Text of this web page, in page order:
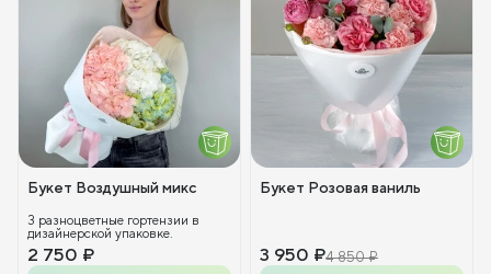
Букет Воздушный микс
3 разноцветные гортензии в
дизайнерской упаковке.
2 750 ₽
Букет Розовая ваниль
3 950 ₽4 850 ₽